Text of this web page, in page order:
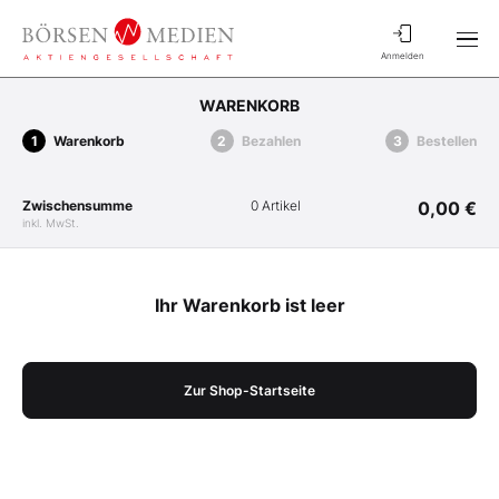
Anmelden
WARENKORB
Warenkorb Bezahlen Bestellen
Zwischensumme
inkl. MwSt.
0 Artikel 0,00 €
Ihr Warenkorb ist leer
Zur Shop-Startseite